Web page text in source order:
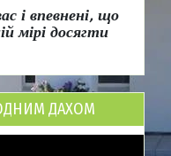
і впевнені, що
мірі досягти
ДАХОМ